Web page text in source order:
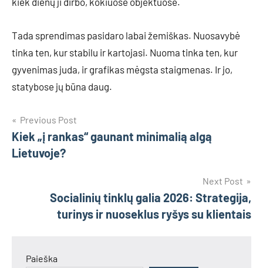
Tada sprendimas pasidaro labai žemiškas. Nuosavybė
tinka ten, kur stabilu ir kartojasi. Nuoma tinka ten, kur
gyvenimas juda, ir grafikas mėgsta staigmenas. Ir jo,
statybose jų būna daug.
Navigacija
tarp
Previous Post
Kiek „į rankas“ gaunant minimalią algą
Lietuvoje?
Next Post
Socialinių tinklų galia 2026: Strategija,
turinys ir nuoseklus ryšys su klientais
Paieška